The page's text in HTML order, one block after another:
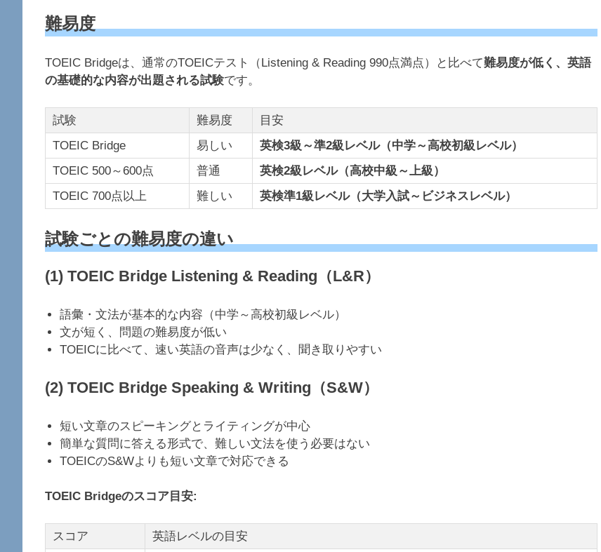
難易度
TOEIC Bridgeは、通常のTOEICテスト（Listening & Reading 990点満点）と比べて難易度が低く、英語
の基礎的な内容が出題される試験です。
試験 難易度
目安
TOEIC Bridge
易しい
英検3級～準2級レベル（中学～高校初級レベル）
TOEIC 500～600点
普通
英検2級レベル（高校中級～上級）
TOEIC 700点以上
難しい 英検準1級レベル（大学入試～ビジネスレベル）
試験ごとの難易度の違い
(1) TOEIC Bridge Listening & Reading（L&R）
語彙・文法が基本的な内容（中学～高校初級レベル）
文が短く、問題の難易度が低い
TOEICに比べて、速い英語の音声は少なく、聞き取りやすい
(2) TOEIC Bridge Speaking & Writing（S&W）
短い文章のスピーキングとライティングが中心
簡単な質問に答える形式で、難しい文法を使う必要はない
TOEICのS&Wよりも短い文章で対応できる
TOEIC Bridgeのスコア目安:
スコア
英語レベルの目安